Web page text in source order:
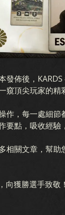
發佈後，
窺頂尖玩家的精
作，每一處細節
要點，吸收經驗
相關文章，幫助
向獲勝選手致敬！